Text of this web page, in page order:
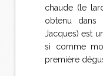
chaude (le
obtenu
Jacques) est
si comme
première